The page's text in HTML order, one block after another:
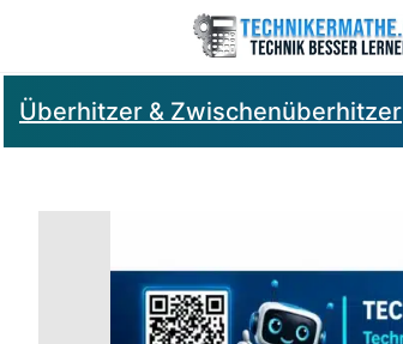
Überhitzer & Zwischenüberhitzer